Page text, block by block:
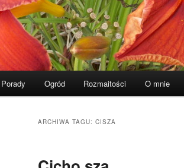
Porady Ogród Rozmaitości O mnie
ARCHIWA TAGU: CISZA